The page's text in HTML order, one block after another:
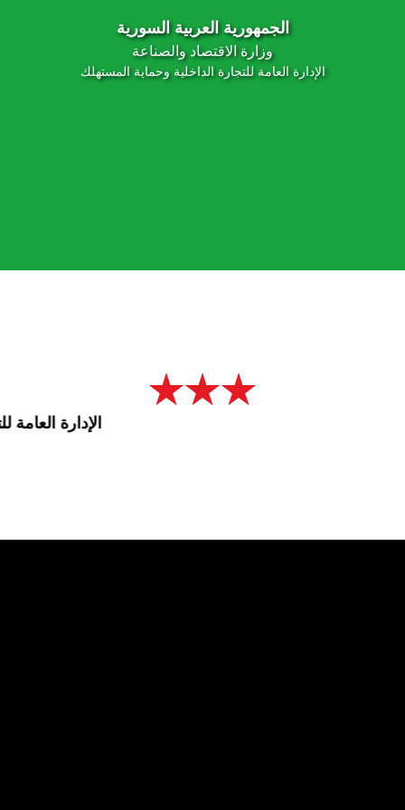
الجمهورية العربية السورية
وزارة الاقتصاد والصناعة
الإدارة العامة للتجارة الداخلية وحماية المستهلك
الإدارة العامة